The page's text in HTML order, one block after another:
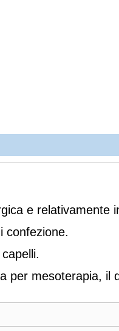
e relativamente
confezione.
per mesoterapia, il